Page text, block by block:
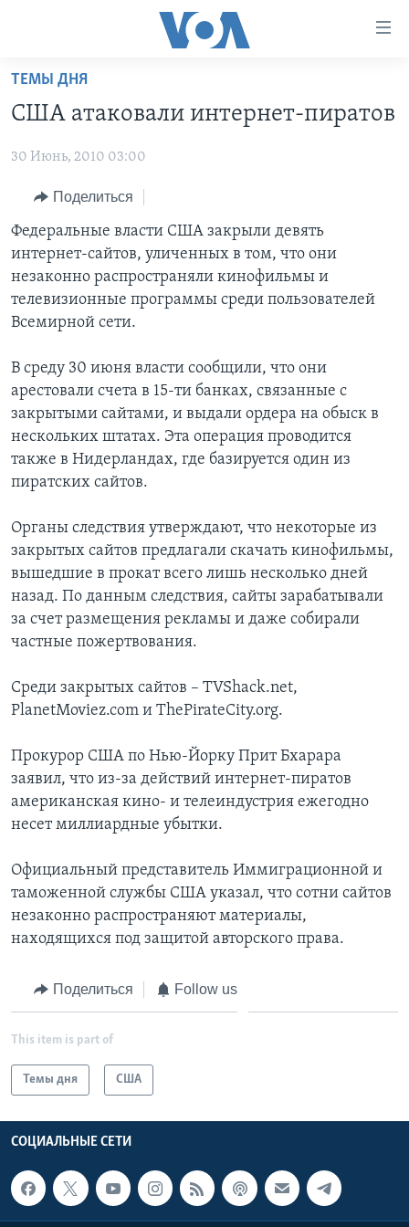
Перейти
основной
Перейти
навигации
Перейти
поиск
АМЕРИКА
НОВОСТИ ЗА МИНУТУ
ИТОГИ
ПОЧЕМУ ЭТО ВАЖНО?
ДИСКУССИЯ VOA
ДЕТАЛИ
НЬЮ-ЙОРК NEW YORK
АМЕРИКА. БОЛЬШОЕ ПУТЕШЕСТВИЕ
ПРОЕКТЫ
УЧИМ АНГЛИЙСКИЙ
НАША АМЕРИКАНСКАЯ ИСТОРИЯ
А КАК В АМЕРИКЕ?
АРТЕФАКТЫ
АМЕРИКАНСКИЕ ГОРОДКИ
ТЕСТЫ
ЭКСПЕРТИЗА
ИНТЕРВЬЮ
ФАКТЫ ПРОТИВ ФЕЙКОВ
ЗА СВОБОДУ ПРЕССЫ
УЧИМ АНГЛИЙСКИЙ
ВИДЕО
ПОДПИСКА НА НОВОСТИ
Learning English
СОЦИАЛЬНЫЕ СЕТИ
Языки
ТЕМЫ ДНЯ
США атаковали интернет-пиратов
30 Июнь, 2010 03:00
Поделиться
Федеральные власти США закрыли девять
интернет-сайтов, уличенных в том, что они
незаконно распространяли кинофильмы и
телевизионные программы среди пользователей
Всемирной сети.
В среду 30 июня власти сообщили, что они
арестовали счета в 15-ти банках, связанные с
закрытыми сайтами, и выдали ордера на обыск в
нескольких штатах. Эта операция проводится
также в Нидерландах, где базируется один из
пиратских сайтов.
Органы следствия утверждают, что некоторые из
закрытых сайтов предлагали скачать кинофильмы,
вышедшие в прокат всего лишь несколько дней
назад. По данным следствия, сайты зарабатывали
за счет размещения рекламы и даже собирали
частные пожертвования.
Среди закрытых сайтов – TVShack.net,
PlanetMoviez.com и ThePirateCity.org.
Прокурор США по Нью-Йорку Прит Бхарара
заявил, что из-за действий интернет-пиратов
американская кино- и телеиндустрия ежегодно
несет миллиардные убытки.
Официальный представитель Иммиграционной и
таможенной службы США указал, что сотни сайтов
незаконно распространяют материалы,
находящихся под защитой авторского права.
Поделиться Follow us
This item is part of
Темы дня США
СОЦИАЛЬНЫЕ СЕТИ